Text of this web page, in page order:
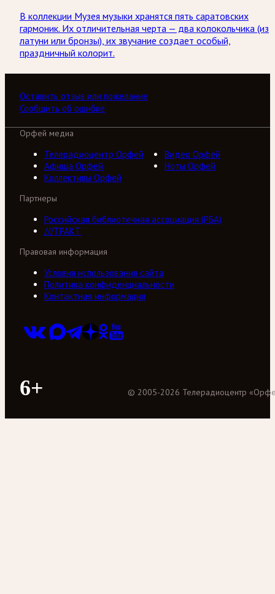
В коллекции Музея музыки хранятся пять саратовских
гармоник. Их отличительная черта — два колокольчика (из
латуни или бронзы), их звучание создает особый,
праздничный колорит.
Оставить отзыв или пожелание
Сообщить об ошибке
Орфей медиа
Телерадиоцентр Орфей
Видео Орфей
Афиша Орфей
Ноты Орфей
Коллективы Орфей
Партнеры
Российская библиотечная ассоциация (РБА)
///ТРАКТ
Правовая информация
Условия использования сайта
Политика конфиденциальности
Контактная информация
6+ © 2005-2026 Телерадиоцентр